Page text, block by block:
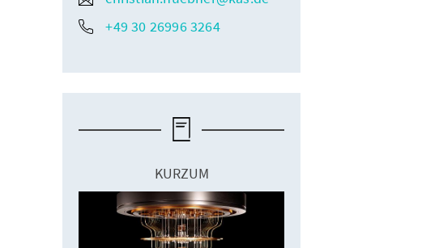
+49 30 26996 3264
KURZUM